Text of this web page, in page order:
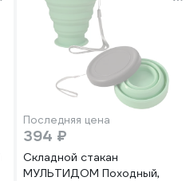
Последняя цена
394 ₽
Складной стакан
МУЛЬТИДОМ Походный,